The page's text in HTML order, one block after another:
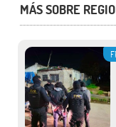
MÁS SOBRE